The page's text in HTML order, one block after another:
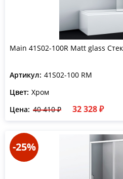
Main 41S02-100R Matt glass
Артикул: 41S02-100 RM
Цвет: Хром
Цена: 40 410 ₽ 32 328 ₽
-25%